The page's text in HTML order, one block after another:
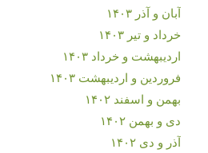
آبان و آذر ۱۴۰۳
خرداد و تیر ۱۴۰۳
اردیبهشت و خرداد ۱۴۰۳
فروردین و اردیبهشت ۱۴۰۳
بهمن و اسفند ۱۴۰۲
دی و بهمن ۱۴۰۲
آذر و دی ۱۴۰۲